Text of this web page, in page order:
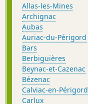
Allas-les-Mines
Archignac
Aubas
Auriac-du-Périgord
Bars
Berbiguières
Beynac-et-Cazenac
Bézenac
Calviac-en-Périgord
Carlux